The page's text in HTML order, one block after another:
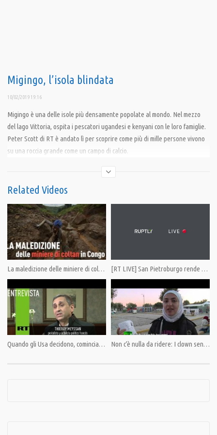
Migingo, l’isola blindata
10/02/2019 19:16
Migingo è una delle isole più densamente popolate al mondo. Nel mezzo
del lago Vittoria, ospita i pescatori ugandesi e kenyani con le loro famiglie.
Peter Scott di RT è andato lì per scoprire come più di mille persone vivono
su una roccia grande come un campo di calcio.
Traduzione di Letizia Bruno
Sottotitoli di Francesco Bombino
Revisione a cura di Marco Bulletta
Sottotitoli di Francesco Bombino
Condividi
Category: Cultura,PrimoPiano
Tags:#DOC #Kenya,#LagoVittoria,#Migingo #PeterScott ,#Uganda RT
Related Videos
La maledizione delle miniere di coltan in Congo [RT LIVE] San Pietroburgo rende omaggio alle vittime dell’attentato
Quando gli Usa decidono, comincia la guerra in Venezuela – ITA, ESP Non c’è nulla da ridere: I clown senza frontiere aiutano i rifugiati siriani a ritrovare il sorriso